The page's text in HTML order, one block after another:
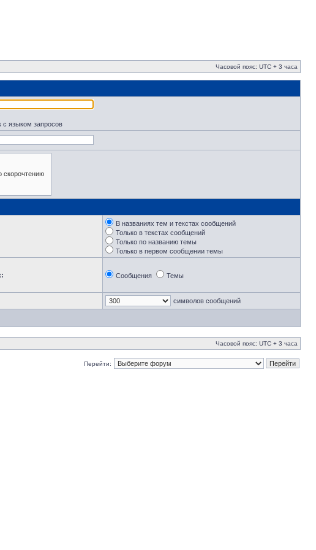
Часовой пояс: UTC + 3 часа
с языком запросов
В названиях тем и текстах сообщений
Только в текстах сообщений
Только по названию темы
Только в первом сообщении темы
Сообщения Темы
символов сообщений
Часовой пояс: UTC + 3 часа
Перейти: